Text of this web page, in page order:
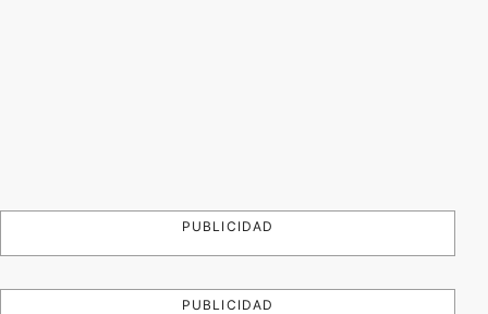
PUBLICIDAD
PUBLICIDAD